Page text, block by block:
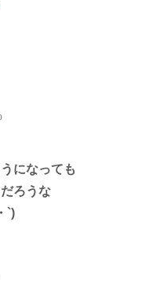
になっても
ろうな
`)